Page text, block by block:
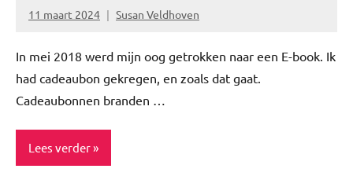
11 maart 2024 Susan Veldhoven
Geen
In mei 2018 werd mijn oog getrokken naar een E-book. Ik
had cadeaubon gekregen, en zoals dat gaat.
Cadeaubonnen branden …
Lees verder